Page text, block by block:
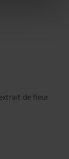
de fleur